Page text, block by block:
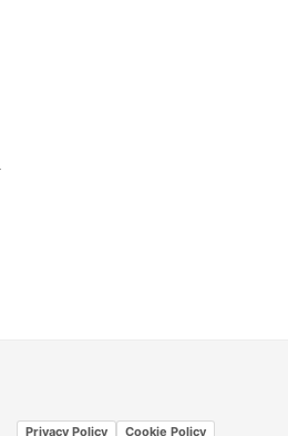
Privacy Policy Cookie Policy